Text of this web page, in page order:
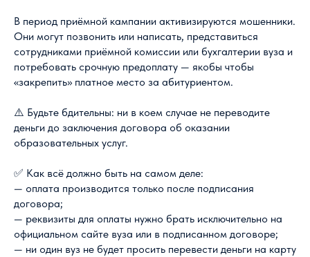
В период приёмной кампании активизируются мошенники.
Они могут позвонить или написать, представиться
сотрудниками приёмной комиссии или бухгалтерии вуза и
потребовать срочную предоплату — якобы чтобы
«закрепить» платное место за абитуриентом.
⚠️ Будьте бдительны: ни в коем случае не переводите
деньги до заключения договора об оказании
образовательных услуг.
✅ Как всё должно быть на самом деле:
— оплата производится только после подписания
договора;
— реквизиты для оплаты нужно брать исключительно на
официальном сайте вуза или в подписанном договоре;
— ни один вуз не будет просить перевести деньги на карту